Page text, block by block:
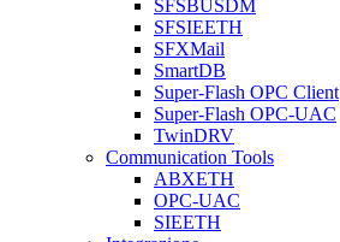
SFSBUSDM
SFSIEETH
SFXMail
SmartDB
Super-Flash OPC Client
Super-Flash OPC-UAC
TwinDRV
Communication Tools
ABXETH
OPC-UAC
SIEETH